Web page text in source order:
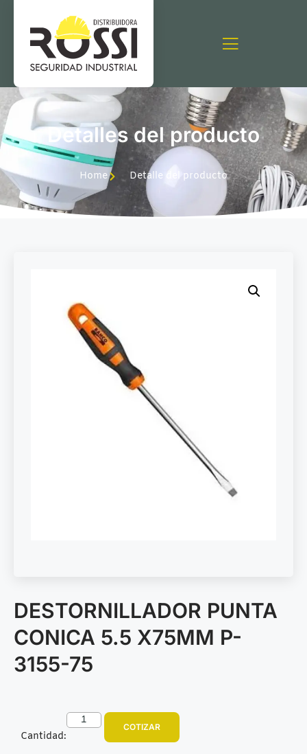
Detalles del producto
Home Detalle del producto
DESTORNILLADOR PUNTA
CONICA 5.5 X75MM P-
3155-75
Cantidad:
COTIZAR